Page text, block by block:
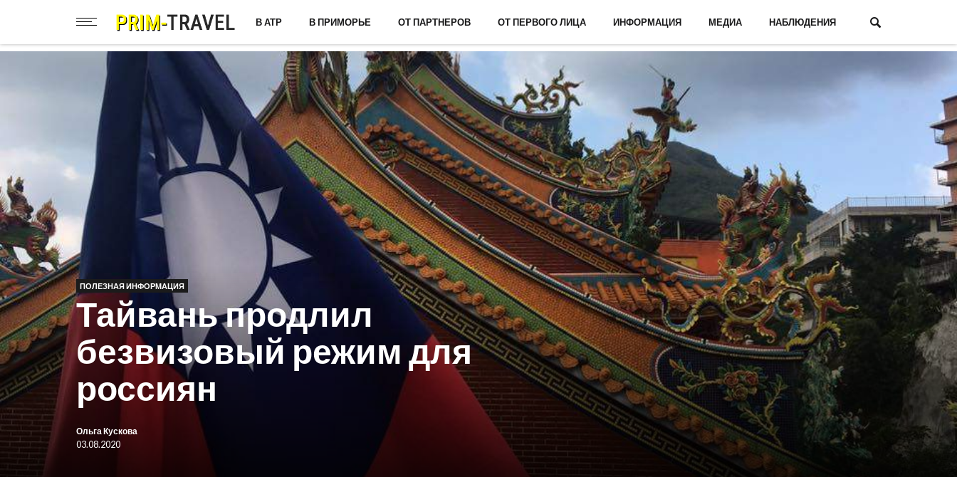
В АТР В ПРИМОРЬЕ ОТ ПАРТНЕРОВ ОТ ПЕРВОГО ЛИЦА ИНФОРМАЦИЯ МЕДИА НАБЛЮДЕНИЯ
ПОЛЕЗНАЯ ИНФОРМАЦИЯ
Тайвань продлил
безвизовый режим для
россиян
Ольга Кускова
03.08.2020